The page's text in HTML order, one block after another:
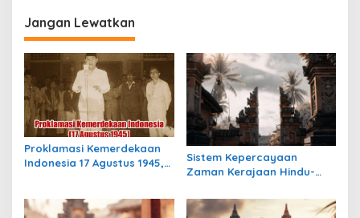
i
g
a
s
i
p
o
s
Jangan Lewatkan
Proklamasi Kemerdekaan
Indonesia 17 Agustus 1945,
Sistem Kepercayaan
Zaman Kerajaan Hindu-
Warisan Spiritual yang
Masih Bertahan